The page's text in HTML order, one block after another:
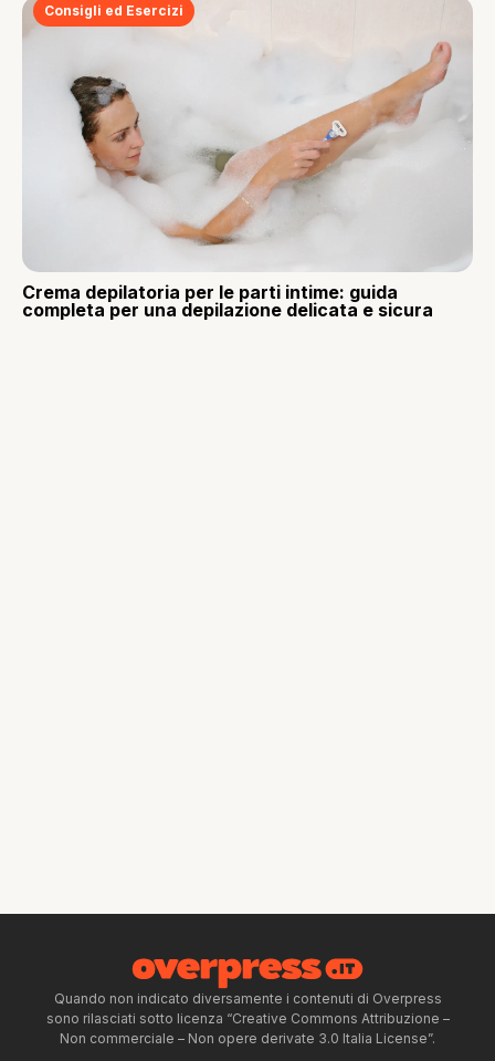
Consigli ed Esercizi
Crema depilatoria per le parti intime: guida
completa per una depilazione delicata e sicura
Quando non indicato diversamente i contenuti di Overpress
sono rilasciati sotto licenza “Creative Commons Attribuzione –
Non commerciale – Non opere derivate 3.0 Italia License”.